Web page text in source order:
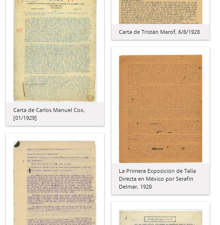
Carta de Tristán Marof, 6/8/1928
Carta de Carlos Manuel Cox,
[01/1929]
La Primera Exposición de Talla
Directa en México por Serafín
Delmar, 1928